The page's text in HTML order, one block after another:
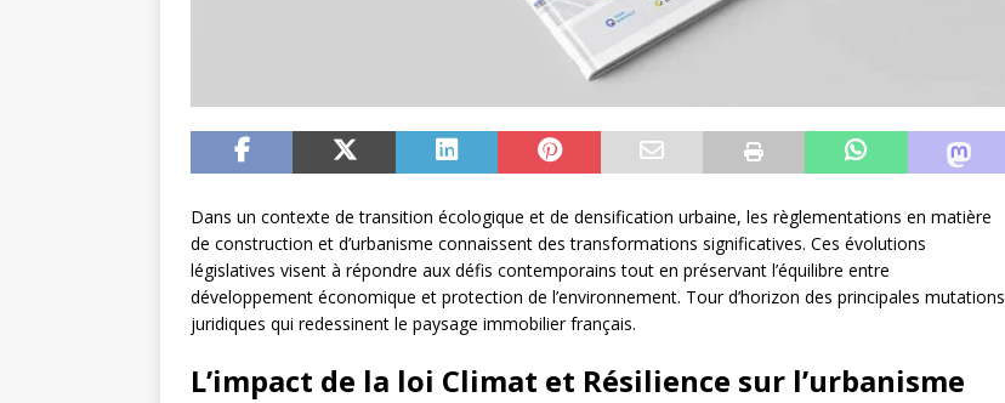
Dans un contexte de transition écologique et de densification urbaine, les règlementations en matière
de construction et d’urbanisme connaissent des transformations significatives. Ces évolutions
législatives visent à répondre aux défis contemporains tout en préservant l’équilibre entre
développement économique et protection de l’environnement. Tour d’horizon des principales mutations
juridiques qui redessinent le paysage immobilier français.
L’impact de la loi Climat et Résilience sur l’urbanisme